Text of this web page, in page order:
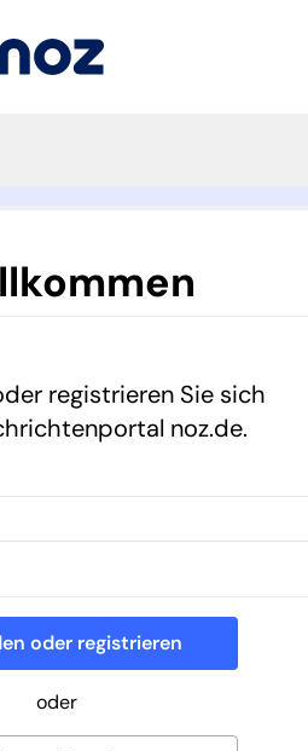
registrieren Sie sich
noz.de.
oder registrieren
oder